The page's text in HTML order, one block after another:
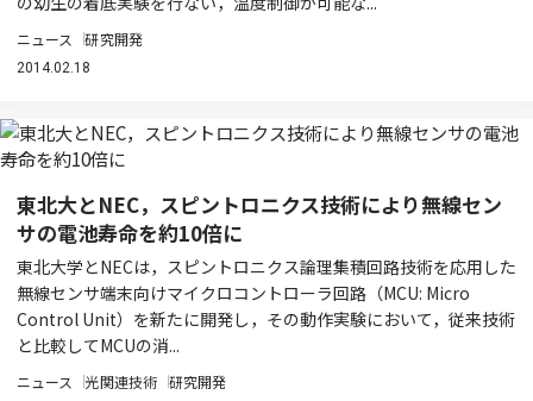
ニュース 研究開発
2014.02.18
東北大とNEC，スピントロニクス技術により無線セン
サの電池寿命を約10倍に
東北大学とNECは，スピントロニクス論理集積回路技術を応用した
無線センサ端末向けマイクロコントローラ回路（MCU: Micro
Control Unit）を新たに開発し，その動作実験において，従来技術
と比較してMCUの消...
ニュース 光関連技術 研究開発